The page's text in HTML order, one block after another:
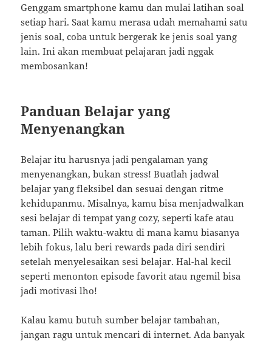
Genggam smartphone kamu dan mulai latihan soal
setiap hari. Saat kamu merasa udah memahami satu
jenis soal, coba untuk bergerak ke jenis soal yang
lain. Ini akan membuat pelajaran jadi nggak
membosankan!
Panduan Belajar yang
Menyenangkan
Belajar itu harusnya jadi pengalaman yang
menyenangkan, bukan stress! Buatlah jadwal
belajar yang fleksibel dan sesuai dengan ritme
kehidupanmu. Misalnya, kamu bisa menjadwalkan
sesi belajar di tempat yang cozy, seperti kafe atau
taman. Pilih waktu-waktu di mana kamu biasanya
lebih fokus, lalu beri rewards pada diri sendiri
setelah menyelesaikan sesi belajar. Hal-hal kecil
seperti menonton episode favorit atau ngemil bisa
jadi motivasi lho!
Kalau kamu butuh sumber belajar tambahan,
jangan ragu untuk mencari di internet. Ada banyak